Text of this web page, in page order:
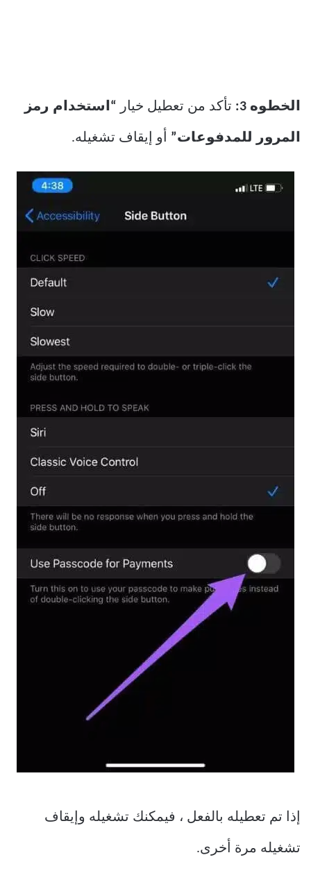
الخطوه 3: تأكد من تعطيل خيار “استخدام رمز
المرور للمدفوعات” أو إيقاف تشغيله.
إذا تم تعطيله بالفعل ، فيمكنك تشغيله وإيقاف
تشغيله مرة أخرى.